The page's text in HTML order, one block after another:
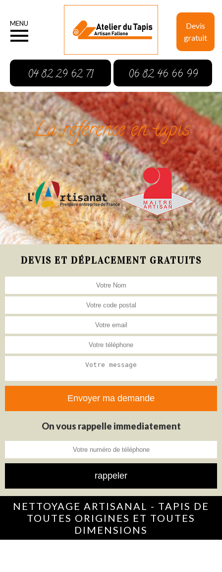
Devis
gratuit
MENU
04 82 29 62 71 06 82 46 66 99
La référence en tapis
DEVIS ET DÉPLACEMENT GRATUITS
On vous rappelle immediatement
NETTOYAGE ARTISANAL - TAPIS DE
TOUTES ORIGINES ET TOUTES
DIMENSIONS